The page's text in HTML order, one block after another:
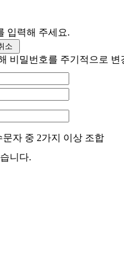
입력해 주세요.
비밀번호를 주기적으로
자 중 2가지 이상 조합
니다.